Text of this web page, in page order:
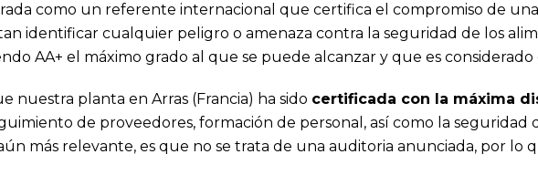
como un referente internacional que certifica el compromiso de
identificar cualquier peligro o amenaza contra la seguridad de los
AA+ el máximo grado al que se puede alcanzar y que es
nuestra planta en Arras (Francia) ha sido certificada con la máxima
de proveedores, formación de personal, así como la seguridad
más relevante, es que no se trata de una auditoria anunciada, por lo